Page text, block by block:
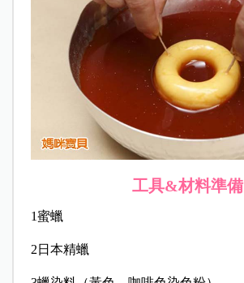
工具&材料準備
1蜜蠟
2日本精蠟